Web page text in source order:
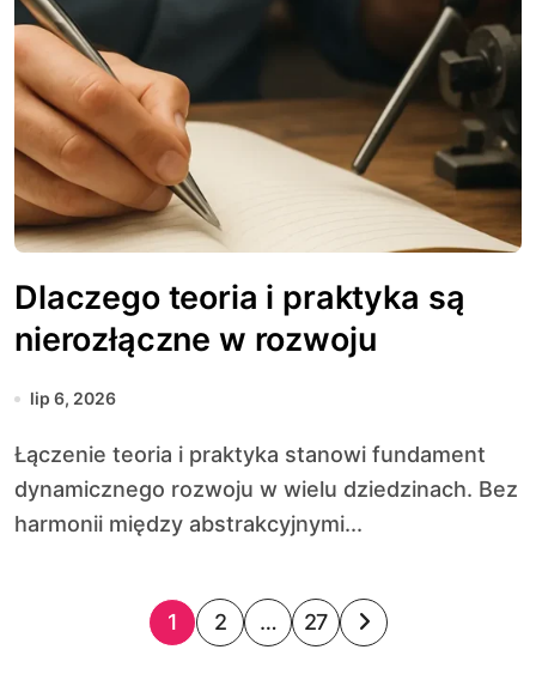
Dlaczego teoria i praktyka są
nierozłączne w rozwoju
lip 6, 2026
Łączenie teoria i praktyka stanowi fundament
dynamicznego rozwoju w wielu dziedzinach. Bez
harmonii między abstrakcyjnymi...
S1 2 … 27